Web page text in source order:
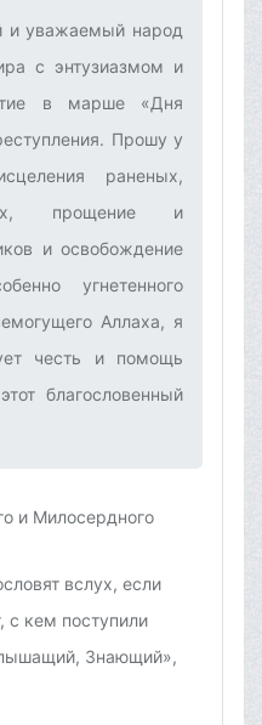
и уважаемый народ
с энтузиазмом и
в марше «Дня
Прошу у
раненых,
прощение и
и освобождение
угнетенного
Аллаха, я
честь и помощь
благословенный
и Милосердного
вслух, если
с кем поступили
Знающий»,